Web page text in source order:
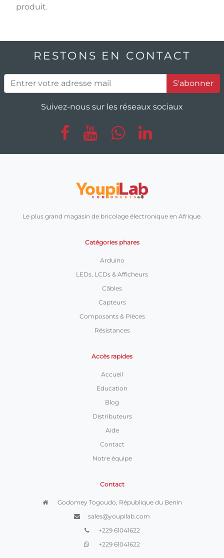
produit.
RESTONS EN CONTACT
S'abonner
Suivez-nous sur les réseaux sociaux
Le plus grand magasin de bricolage électronique en Afrique.
Catégories phares
Arduino
LEDs, LCDs & Afficheurs
Câbles
Capteurs
Composants & Pièces
Résistances
Accès rapides
Accueil
Education
Blog
Distributeurs
Aide
Contact
Notre équipe
Contact
Godomey Togoudo, République du Benin
sales@youpilab.com
+229 61041622
+229 61041622